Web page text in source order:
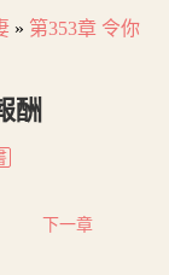
» 第353章 令你
酬
下一章